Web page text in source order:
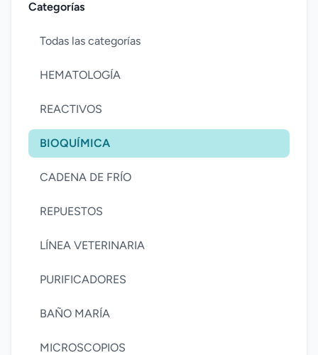
Categorías
Todas las categorías
HEMATOLOGÍA
REACTIVOS
BIOQUÍMICA
CADENA DE FRÍO
REPUESTOS
LÍNEA VETERINARIA
PURIFICADORES
BAÑO MARÍA
MICROSCOPIOS